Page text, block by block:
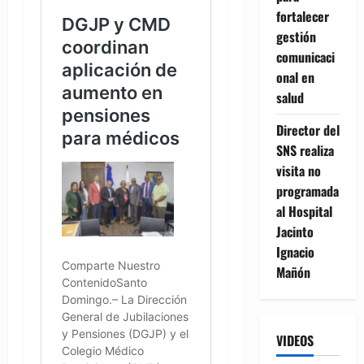
fortalecer
gestión
comunicaci
onal en
salud
Director del
SNS realiza
visita no
programada
al Hospital
Jacinto
Ignacio
Mañón
VIDEOS